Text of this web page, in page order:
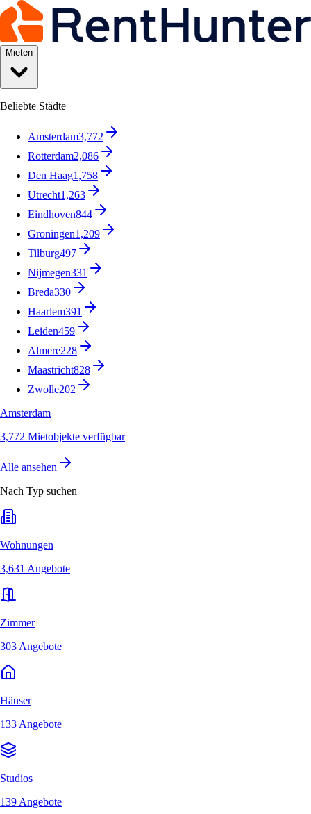
Mieten
Beliebte Städte
Amsterdam3,772
Rotterdam2,086
Den Haag1,758
Utrecht1,263
Eindhoven844
Groningen1,209
Tilburg497
Nijmegen331
Breda330
Haarlem391
Leiden459
Almere228
Maastricht828
Zwolle202
Amsterdam
3,772 Mietobjekte verfügbar
Alle ansehen
Nach Typ suchen
Wohnungen
3,631 Angebote
Zimmer
303 Angebote
Häuser
133 Angebote
Studios
139 Angebote